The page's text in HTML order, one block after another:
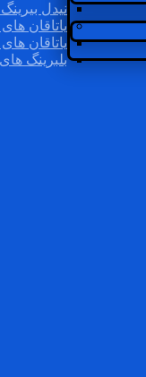
نیدل
یاتاقان
یاتاقان
بلبرینگ